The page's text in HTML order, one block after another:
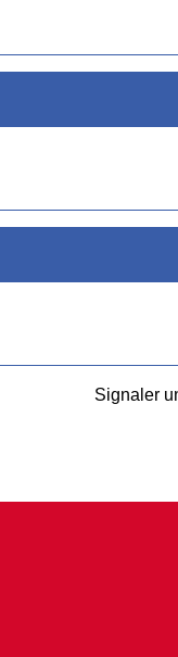
Signaler